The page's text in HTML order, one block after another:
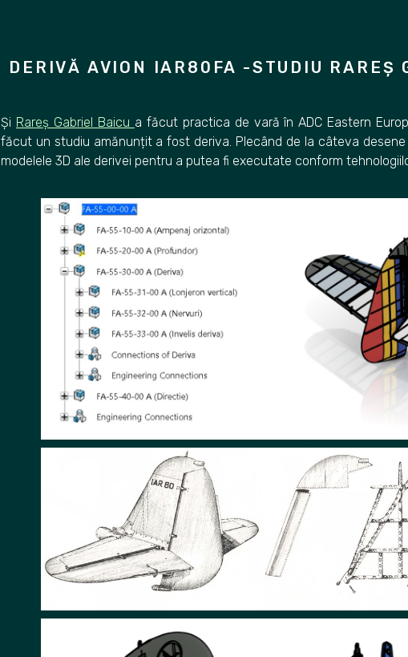
DERIVĂ AVION IAR80FA -STUDIU RAREȘ
Și Rareș Gabriel Baicu a făcut practica de vară înADC Eastern
făcut un studiu amănunțit a fost deriva. Plecând de la câteva
modelele 3D ale derivei pentru a putea fi executate conform